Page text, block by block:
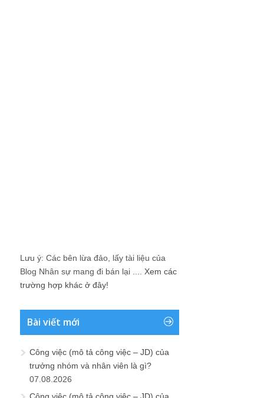
Lưu ý: Các bên lừa đảo, lấy tài liệu của
Blog Nhân sự mang đi bán lại .... Xem các
trường hợp khác ở đây!
Bài viết mới
Công việc (mô tả công việc – JD) của
trưởng nhóm và nhân viên là gì?
07.08.2026
Công việc (mô tả công việc – JD) của